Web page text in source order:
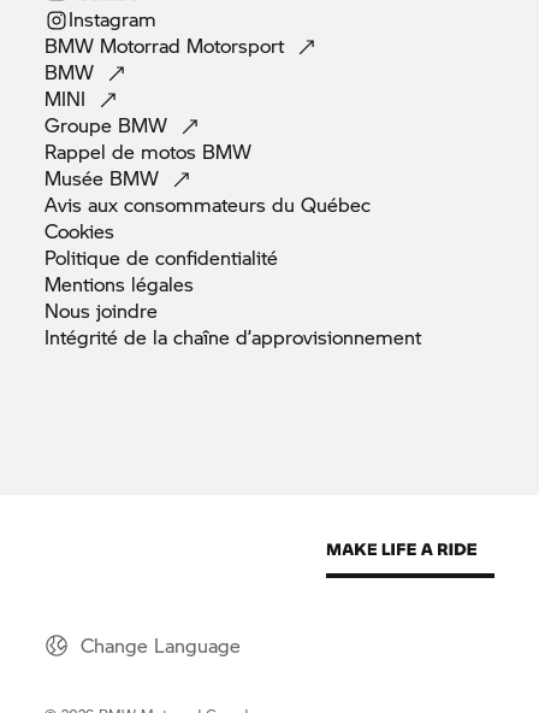
Instagram
BMW Motorrad Motorsport
BMW
MINI
Groupe BMW
Rappel de motos BMW
Musée BMW
Avis aux consommateurs duQuébec
Cookies
Politique deconfidentialité
Mentions légales
Nousjoindre
Intégrité de la chaîned’approvisionnement
Change Language